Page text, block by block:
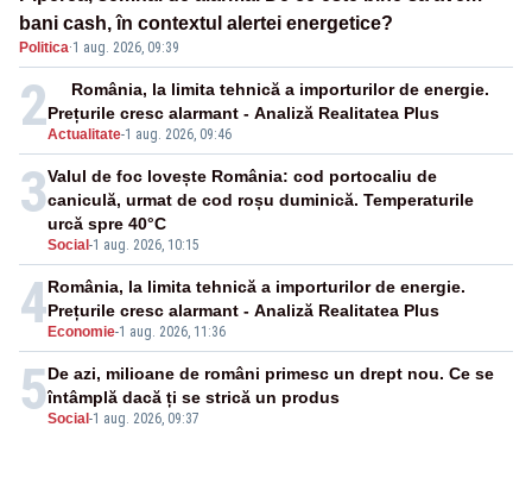
bani cash, în contextul alertei energetice?
Politica·1 aug. 2026, 09:39
2Actualitate-1 aug. 2026, 09:46
România, la limita tehnică a importurilor de energie.
Prețurile cresc alarmant - Analiză Realitatea Plus
3
Social -1 aug. 2026, 10:15
Valul de foc lovește România: cod portocaliu de
caniculă, urmat de cod roșu duminică. Temperaturile
urcă spre 40°C
4 Economie-1 aug. 2026, 11:36
România, la limita tehnică a importurilor de energie.
Prețurile cresc alarmant - Analiză Realitatea Plus
5Social -1 aug. 2026, 09:37
De azi, milioane de români primesc un drept nou. Ce se
întâmplă dacă ți se strică un produs